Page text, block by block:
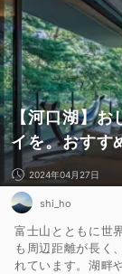
【河口湖】お
イを。おすす
2024年04月27日
shi_ho
富士山とともに世
も周辺距離が長く
れています。湖畔